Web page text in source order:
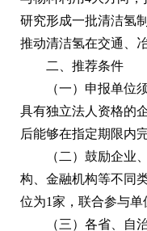
研究形成一批清洁氢
推动清洁氢在交通、
二、推荐条件
（一）申报单位
具有独立法人资格的
后能够在指定期限内
（二）鼓励企业
构、金融机构等不同
位为1家，联合参与单
（三）各省、自